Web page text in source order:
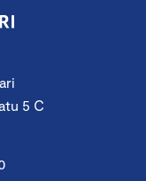
5 C